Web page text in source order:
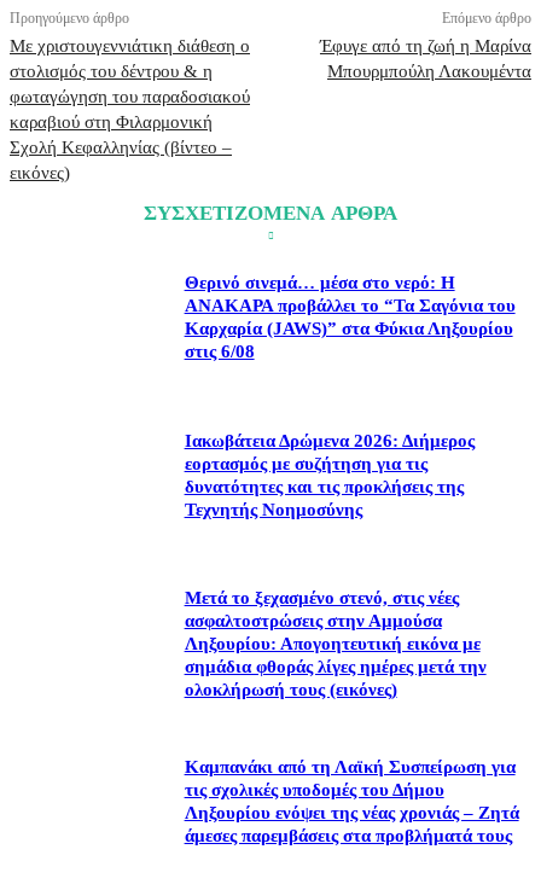
Προηγούμενο άρθρο
Με χριστουγεννιάτικη διάθεση ο
στολισμός του δέντρου & η
φωταγώγηση του παραδοσιακού
καραβιού στη Φιλαρμονική
Σχολή Κεφαλληνίας (βίντεο –
εικόνες)
Επόμενο άρθρο
Έφυγε από τη ζωή η Μαρίνα
Μπουρμπούλη Λακουμέντα
ΣΥΣΧΕΤΙΖΟΜΕΝΑ ΑΡΘΡΑ
Θερινό σινεμά… μέσα στο νερό: Η
ΑΝΑΚΑΡΑ προβάλλει το “Τα Σαγόνια του
Καρχαρία (JAWS)” στα Φύκια Ληξουρίου
στις 6/08
Ιακωβάτεια Δρώμενα 2026: Διήμερος
εορτασμός με συζήτηση για τις
δυνατότητες και τις προκλήσεις της
Τεχνητής Νοημοσύνης
Μετά το ξεχασμένο στενό, στις νέες
ασφαλτοστρώσεις στην Αμμούσα
Ληξουρίου: Απογοητευτική εικόνα με
σημάδια φθοράς λίγες ημέρες μετά την
ολοκλήρωσή τους (εικόνες)
Καμπανάκι από τη Λαϊκή Συσπείρωση για
τις σχολικές υποδομές του Δήμου
Ληξουρίου ενόψει της νέας χρονιάς – Ζητά
άμεσες παρεμβάσεις στα προβλήματά τους